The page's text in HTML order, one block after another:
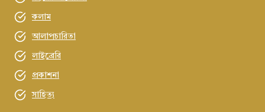
কলাম
আলাপচারিতা
লাইব্রেরি
প্রকাশনা
সাহিত্য